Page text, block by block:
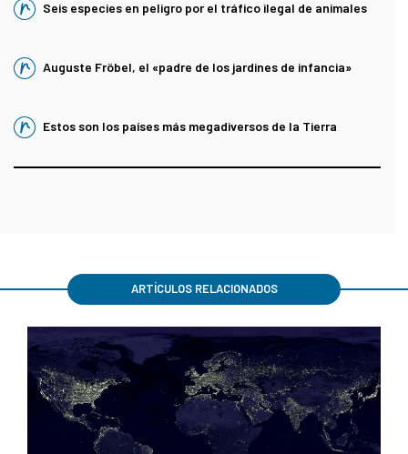
Seis especies en peligro por el tráfico ilegal de animales
Auguste Fröbel, el «padre de los jardines de infancia»
Estos son los países más megadiversos de la Tierra
ARTÍCULOS RELACIONADOS